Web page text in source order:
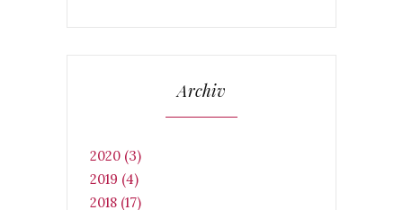
Archiv
2020 (3)
2019 (4)
2018 (17)